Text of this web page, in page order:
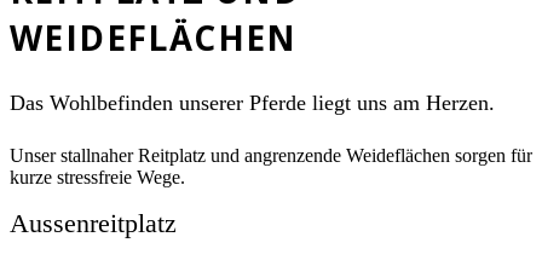
WEIDEFLÄCHEN
Das Wohlbefinden unserer Pferde liegt uns am Herzen.
Unser stallnaher Reitplatz und angrenzende Weideflächen sorgen für
kurze stressfreie Wege.
Aussenreitplatz